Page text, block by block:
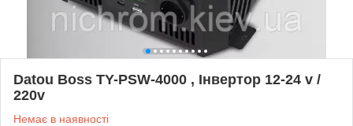
Datou Boss TY-PSW-4000 , Інвертор 12-24 v /
220v
Немає в наявності